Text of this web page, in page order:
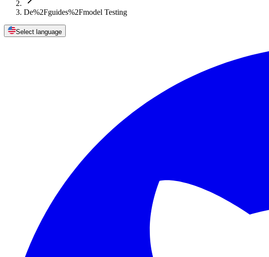
De%2Fguides%2Fmodel Testing
Select language